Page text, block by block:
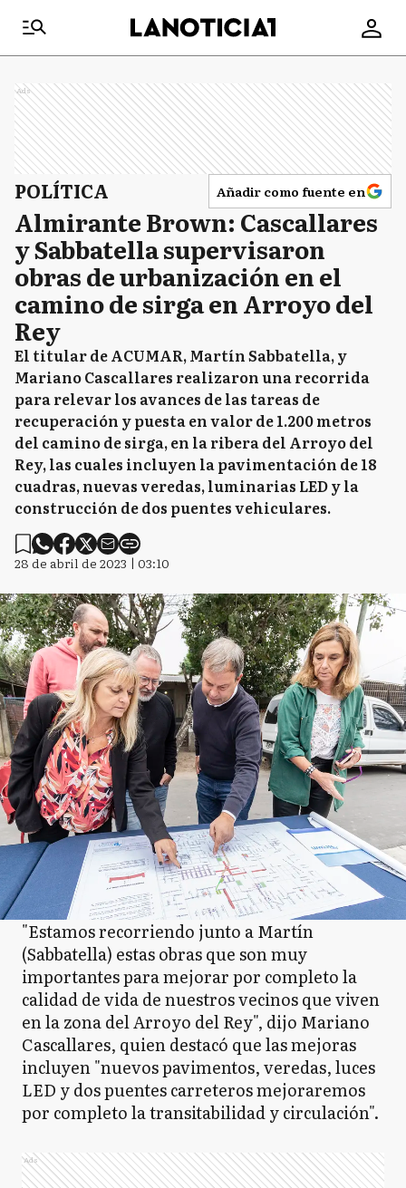
Ads
POLÍTICA Añadir como fuente en
Almirante Brown: Cascallares
y Sabbatella supervisaron
obras de urbanización en el
camino de sirga en Arroyo del
Rey
El titular de ACUMAR, Martín Sabbatella, y
Mariano Cascallares realizaron una recorrida
para relevar los avances de las tareas de
recuperación y puesta en valor de 1.200 metros
del camino de sirga, en la ribera del Arroyo del
Rey, las cuales incluyen la pavimentación de 18
cuadras, nuevas veredas, luminarias LED y la
construcción de dos puentes vehiculares.
28 de abril de 2023 | 03:10
"Estamos recorriendo junto a Martín
(Sabbatella) estas obras que son muy
importantes para mejorar por completo la
calidad de vida de nuestros vecinos que viven
en la zona del Arroyo del Rey", dijo Mariano
Cascallares, quien destacó que las mejoras
incluyen "nuevos pavimentos, veredas, luces
LED y dos puentes carreteros mejoraremos
por completo la transitabilidad y circulación".
Ads